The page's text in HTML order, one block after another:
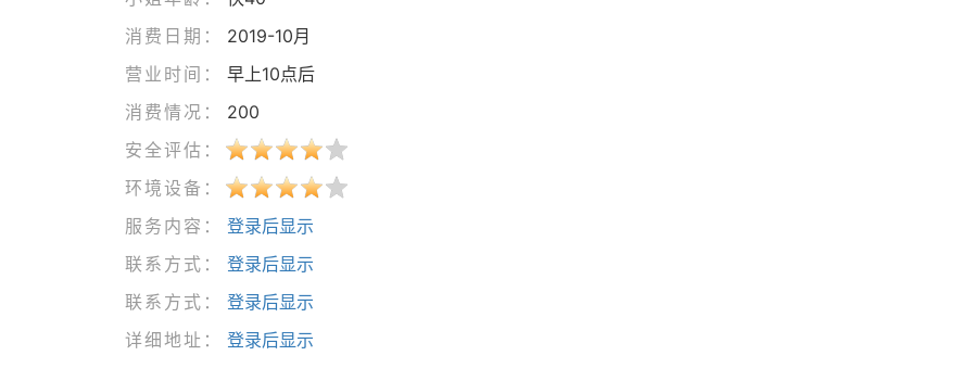
消费日期：
2019-10月
营业时间：
早上10点后
消费情况：
200
安全评估：
环境设备：
服务内容：
登录后显示
联系方式：
登录后显示
联系方式：
登录后显示
详细地址：
登录后显示